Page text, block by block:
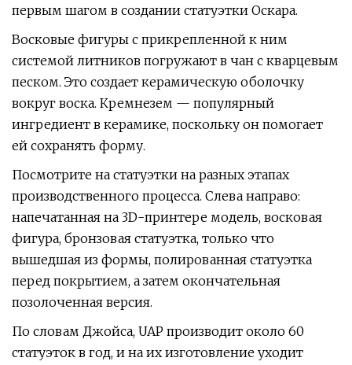
первым шагом в создании статуэтки Оскара.
Восковые фигуры с прикрепленной к ним
системой литников погружают в чан с кварцевым
песком. Это создает керамическую оболочку
вокруг воска. Кремнезем — популярный
ингредиент в керамике, поскольку он помогает
ей сохранять форму.
Посмотрите на статуэтки на разных этапах
производственного процесса. Слева направо:
напечатанная на 3D-принтере модель, восковая
фигура, бронзовая статуэтка, только что
вышедшая из формы, полированная статуэтка
перед покрытием, а затем окончательная
позолоченная версия.
По словам Джойса, UAP производит около 60
статуэток в год, и на их изготовление уходит